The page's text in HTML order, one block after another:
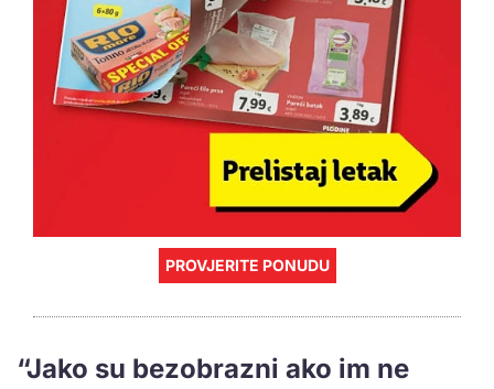
PROVJERITE PONUDU
“Jako su bezobrazni ako im ne